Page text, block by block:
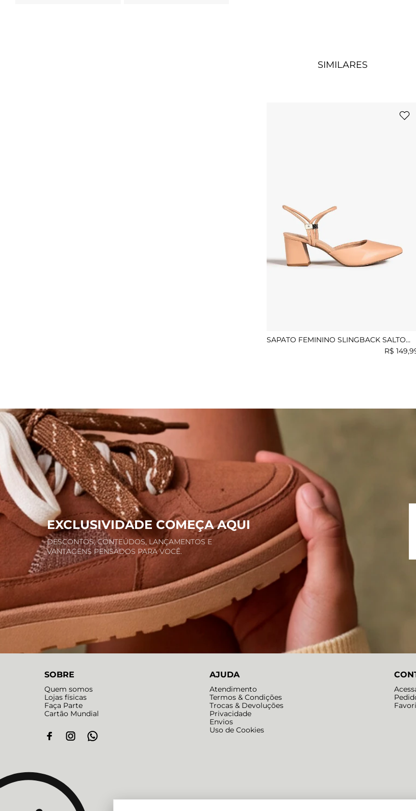
SIMILARES
SAPATO FEMININO SLINGBACK SALTO
R$ 149,
EXCLUSIVIDADE COMEÇA AQUI
DESCONTOS, CONTEÚDOS, LANÇAMENTOS E
VANTAGENS PENSADOS PARA VOCÊ.
SOBRE
Quem somos
Lojas físicas
Faça Parte
Cartão Mundial
AJUDA
Atendimento
Termos & Condições
Trocas & Devoluções
Privacidade
Envios
Uso de Cookies